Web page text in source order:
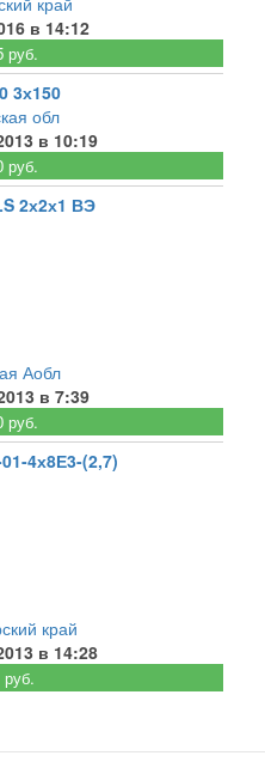
в 14:12
руб.
3х150
обл
в 10:19
руб.
2х2х1 ВЭ
Аобл
в 7:39
руб.
4х8Е3-(2,7)
край
в 14:28